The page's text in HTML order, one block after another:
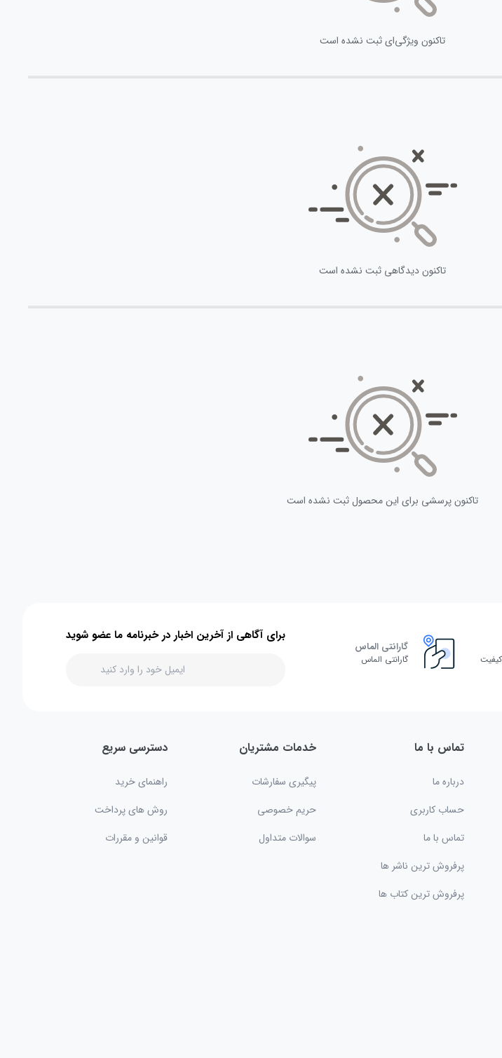
تاکنون ویژگی‌ای ثبت نشده است
تاکنون دیدگاهی ثبت نشده است
تاکنون پرسشی برای این محصول ثبت نشده است
گارانتی الماس
گارانتی الماس
برای آگاهی از آخرین اخبار در خبرنامه ما عضو شوید
تماس با ما
درباره ما
حساب کاربری
تماس با ما
پرفروش ترین ناشر ها
پرفروش ترین کتاب ها
خدمات مشتریان
پیگیری سفارشات
حریم خصوصی
سوالات متداول
دسترسی سریع
راهنمای خرید
روش های پرداخت
قوانین و مقررات